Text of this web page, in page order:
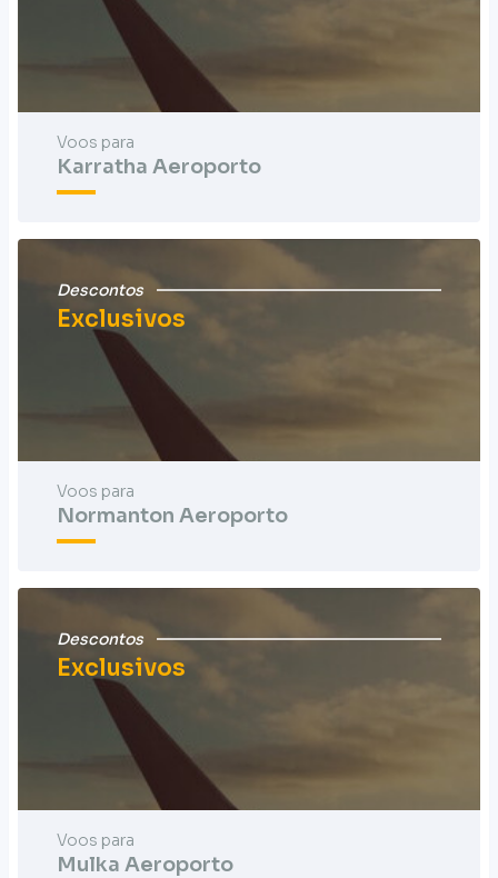
Voos para
Karratha Aeroporto
Descontos
Exclusivos
Voos para
Normanton Aeroporto
Descontos
Exclusivos
Voos para
Mulka Aeroporto